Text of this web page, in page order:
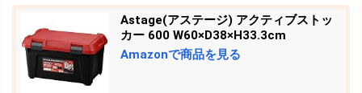
Astage(アステージ) アクティブストッ
カー 600 W60×D38×H33.3cm
Amazonで商品を見る